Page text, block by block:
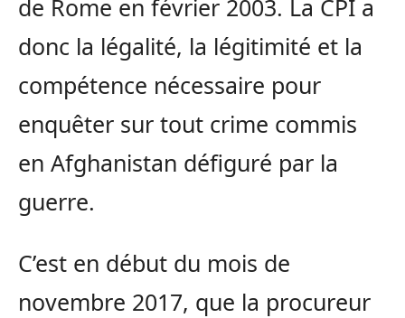
de Rome en février 2003. La CPI a
donc la légalité, la légitimité et la
compétence nécessaire pour
enquêter sur tout crime commis
en Afghanistan défiguré par la
guerre.
C’est en début du mois de
novembre 2017, que la procureur